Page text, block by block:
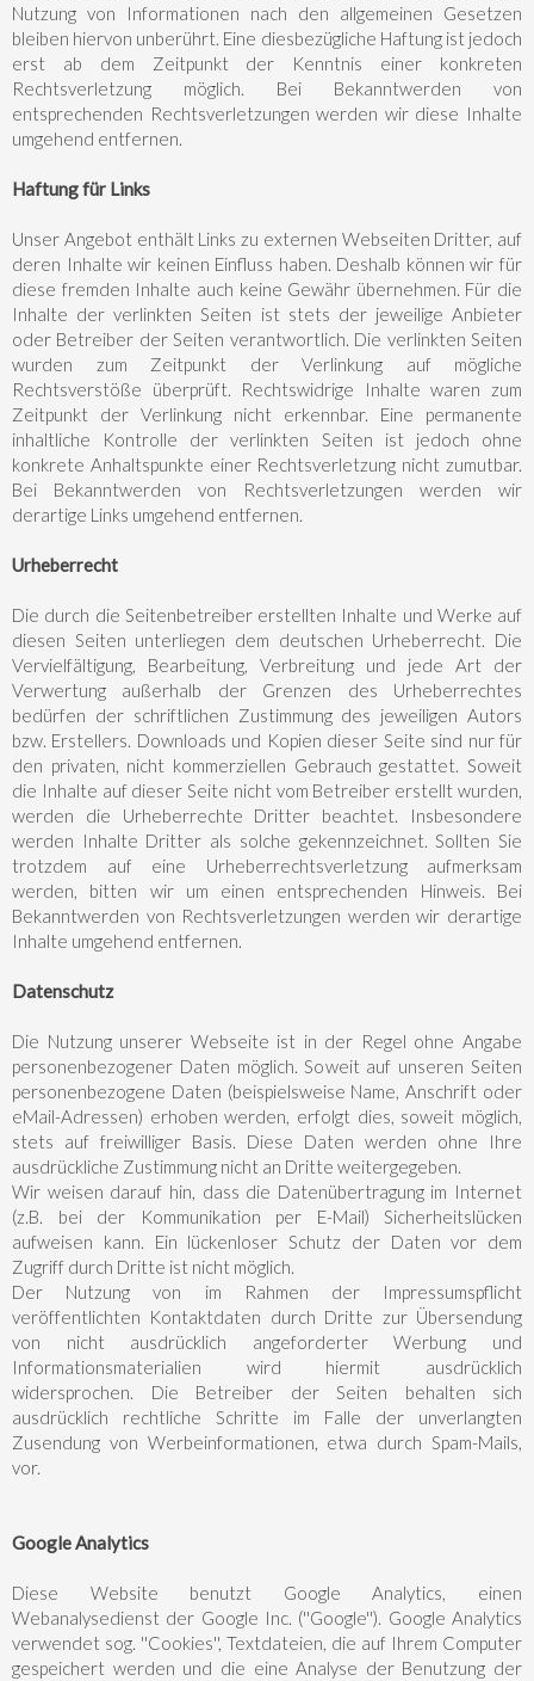
Nutzung von Informationen nach den allgemeinen Gesetzen
bleiben hiervon unberührt. Eine diesbezügliche Haftung ist jedoch
erst ab dem Zeitpunkt der Kenntnis einer konkreten
Rechtsverletzung möglich. Bei Bekanntwerden von
entsprechenden Rechtsverletzungen werden wir diese Inhalte
umgehend entfernen.
Haftung für Links
Unser Angebot enthält Links zu externen Webseiten Dritter, auf
deren Inhalte wir keinen Einfluss haben. Deshalb können wir für
diese fremden Inhalte auch keine Gewähr übernehmen. Für die
Inhalte der verlinkten Seiten ist stets der jeweilige Anbieter
oder Betreiber der Seiten verantwortlich. Die verlinkten Seiten
wurden zum Zeitpunkt der Verlinkung auf mögliche
Rechtsverstöße überprüft. Rechtswidrige Inhalte waren zum
Zeitpunkt der Verlinkung nicht erkennbar. Eine permanente
inhaltliche Kontrolle der verlinkten Seiten ist jedoch ohne
konkrete Anhaltspunkte einer Rechtsverletzung nicht zumutbar.
Bei Bekanntwerden von Rechtsverletzungen werden wir
derartige Links umgehend entfernen.
Urheberrecht
Die durch die Seitenbetreiber erstellten Inhalte und Werke auf
diesen Seiten unterliegen dem deutschen Urheberrecht. Die
Vervielfältigung, Bearbeitung, Verbreitung und jede Art der
Verwertung außerhalb der Grenzen des Urheberrechtes
bedürfen der schriftlichen Zustimmung des jeweiligen Autors
bzw. Erstellers. Downloads und Kopien dieser Seite sind nur für
den privaten, nicht kommerziellen Gebrauch gestattet. Soweit
die Inhalte auf dieser Seite nicht vom Betreiber erstellt wurden,
werden die Urheberrechte Dritter beachtet. Insbesondere
werden Inhalte Dritter als solche gekennzeichnet. Sollten Sie
trotzdem auf eine Urheberrechtsverletzung aufmerksam
werden, bitten wir um einen entsprechenden Hinweis. Bei
Bekanntwerden von Rechtsverletzungen werden wir derartige
Inhalte umgehend entfernen.
Datenschutz
Die Nutzung unserer Webseite ist in der Regel ohne Angabe
personenbezogener Daten möglich. Soweit auf unseren Seiten
personenbezogene Daten (beispielsweise Name, Anschrift oder
eMail-Adressen) erhoben werden, erfolgt dies, soweit möglich,
stets auf freiwilliger Basis. Diese Daten werden ohne Ihre
ausdrückliche Zustimmung nicht an Dritte weitergegeben.
Wir weisen darauf hin, dass die Datenübertragung im Internet
(z.B. bei der Kommunikation per E-Mail) Sicherheitslücken
aufweisen kann. Ein lückenloser Schutz der Daten vor dem
Zugriff durch Dritte ist nicht möglich.
Der Nutzung von im Rahmen der Impressumspflicht
veröffentlichten Kontaktdaten durch Dritte zur Übersendung
von nicht ausdrücklich angeforderter Werbung und
Informationsmaterialien wird hiermit ausdrücklich
widersprochen. Die Betreiber der Seiten behalten sich
ausdrücklich rechtliche Schritte im Falle der unverlangten
Zusendung von Werbeinformationen, etwa durch Spam-Mails,
vor.
Google Analytics
Diese Website benutzt Google Analytics, einen
Webanalysedienst der Google Inc. (''Google''). Google Analytics
verwendet sog. ''Cookies'', Textdateien, die auf Ihrem Computer
gespeichert werden und die eine Analyse der Benutzung der